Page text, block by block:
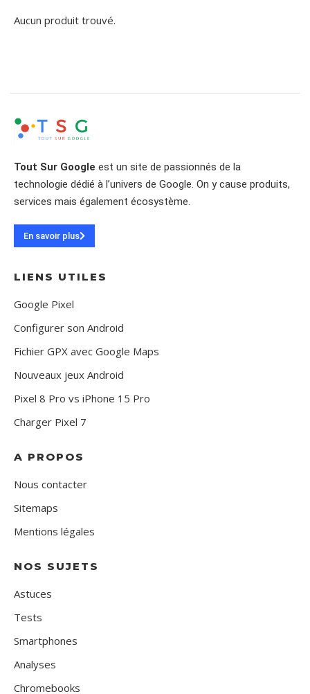
Aucun produit trouvé.
Tout Sur Google est un site de passionnés de la
technologie dédié à l’univers de Google. On y cause produits,
services mais également écosystème.
En savoir plus
LIENS UTILES
Google Pixel
Configurer son Android
Fichier GPX avec Google Maps
Nouveaux jeux Android
Pixel 8 Pro vs iPhone 15 Pro
Charger Pixel 7
A PROPOS
Nous contacter
Sitemaps
Mentions légales
NOS SUJETS
Astuces
Tests
Smartphones
Analyses
Chromebooks